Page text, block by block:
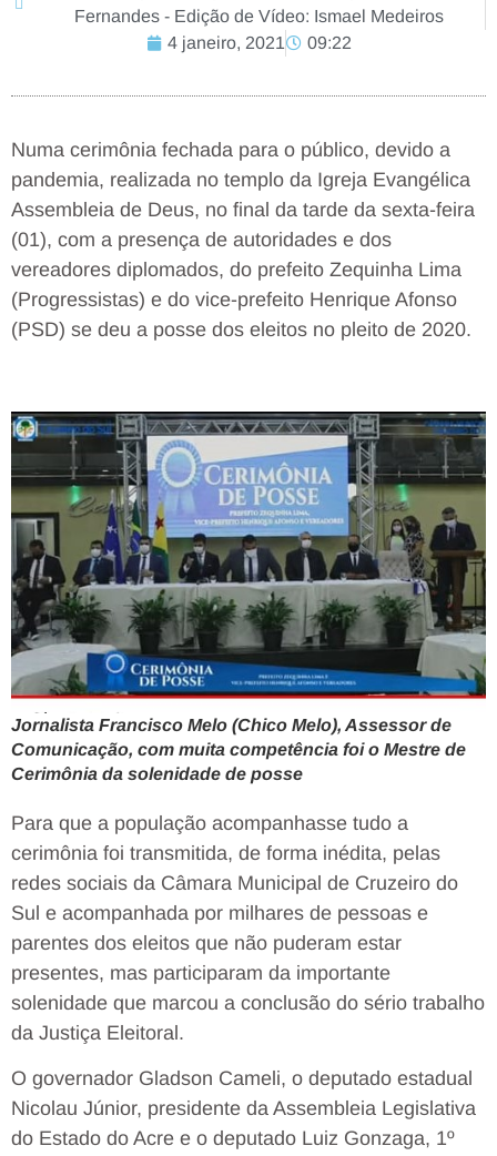
Fernandes - Edição de Vídeo: Ismael Medeiros
4 janeiro, 2021
09:22
Numa cerimônia fechada para o público, devido a
pandemia, realizada no templo da Igreja Evangélica
Assembleia de Deus, no final da tarde da sexta-feira
(01), com a presença de autoridades e dos
vereadores diplomados, do prefeito Zequinha Lima
(Progressistas) e do vice-prefeito Henrique Afonso
(PSD) se deu a posse dos eleitos no pleito de 2020.
Jornalista Francisco Melo (Chico Melo), Assessor de
Comunicação, com muita competência foi o Mestre de
Cerimônia da solenidade de posse
Para que a população acompanhasse tudo a
cerimônia foi transmitida, de forma inédita, pelas
redes sociais da Câmara Municipal de Cruzeiro do
Sul e acompanhada por milhares de pessoas e
parentes dos eleitos que não puderam estar
presentes, mas participaram da importante
solenidade que marcou a conclusão do sério trabalho
da Justiça Eleitoral.
O governador Gladson Cameli, o deputado estadual
Nicolau Júnior, presidente da Assembleia Legislativa
do Estado do Acre e o deputado Luiz Gonzaga, 1º